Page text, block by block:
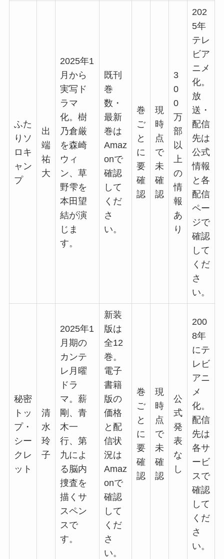
ふた
りソ
ロキ
ャン
プ
出
端
祐
大
2025年1
月から
実写ド
ラマ
化。樹
乃倉厳
を森崎
ウィ
ン、草
野雫を
本田望
結が演
じま
す。
既刊
巻
数・
最新
巻は
Amaz
onで
確認
して
くだ
さ
い。
巻
ご
と
に
要
確
認
現
時
点
で
未
確
認
3
0
0
万
部
以
上
の
情
報
あ
り
202
5年
テレ
ビア
ニメ
化。
放
送・
配信
先は
公式
情報
と各
配信
ペー
ジで
確認
して
くだ
さ
い。
秘密
トッ
プ・
シー
クレ
ット
清
水
玲
子
2025年1
月期の
カンテ
レ月曜
ドラ
マ。薪
剛、青
木一
行、第
九によ
る脳内
捜査を
描くサ
スペン
スで
す。
新装
版は
全12
巻。
電子
書籍
版の
価格
と配
信状
況は
Amaz
onで
確認
して
くだ
さ
い。
巻
ご
と
に
要
確
認
現
時
点
で
未
確
認
公
式
発
表
な
し
200
8年
にテ
レビ
アニ
メ
化。
配信
先は
各サ
ービ
スで
確認
して
くだ
さ
い。